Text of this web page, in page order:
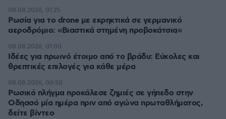
Ρωσία για το drone με εκρηκτικά σε γερμανικό
αεροδρόμιο: «Βιαστικά στημένη προβοκάτσια»
08.08.2026, 01:25
Ιδέες για πρωινό έτοιμο από το βράδυ: Εύκολες και
θρεπτικές επιλογές για κάθε μέρα
08.08.2026, 01:00
Ρωσικό πλήγμα προκάλεσε ζημιές σε γήπεδο στην
Οδησσό μία ημέρα πριν από αγώνα πρωταθλήματος,
δείτε βίντεο
08.08.2026, 00:50